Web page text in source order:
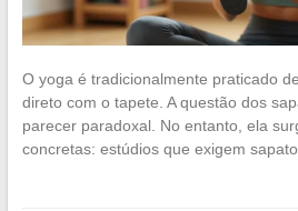
O yoga é tradicionalmente praticado
direto com o tapete. A questão dos
parecer paradoxal. No entanto, ela
concretas: estúdios que exigem